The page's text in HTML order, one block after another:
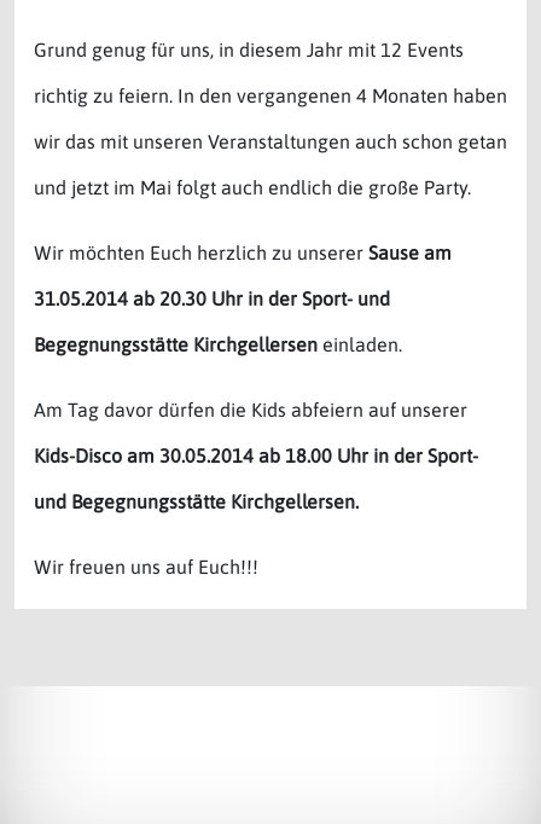
Grund genug für uns, in diesem Jahr mit 12 Events
richtig zu feiern. In den vergangenen 4 Monaten haben
wir das mit unseren Veranstaltungen auch schon getan
und jetzt im Mai folgt auch endlich die große Party.
Wir möchten Euch herzlich zu unserer Sause am
31.05.2014 ab 20.30 Uhr in der Sport- und
Begegnungsstätte Kirchgellersen einladen.
Am Tag davor dürfen die Kids abfeiern auf unserer
Kids-Disco am 30.05.2014 ab 18.00 Uhr in der Sport-
und Begegnungsstätte Kirchgellersen.
Wir freuen uns auf Euch!!!